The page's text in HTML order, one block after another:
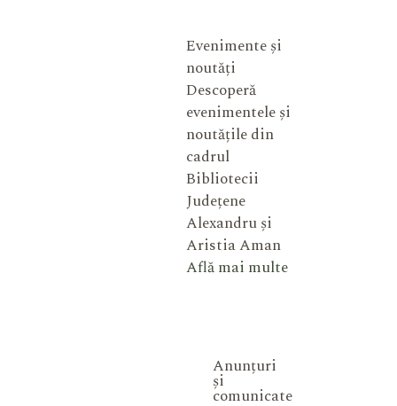
Evenimente și
noutăți
Descoperă
evenimentele și
noutățile din
cadrul
Bibliotecii
Județene
Alexandru și
Aristia Aman
Află mai multe
Anunțuri
și
comunicate